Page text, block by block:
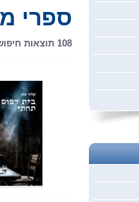
ספרי
108 תוצאות חיפוש